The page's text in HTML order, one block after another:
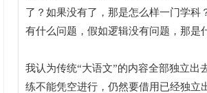
了？如果没有了，那是怎么样一门学科
有什么问题，假如逻辑没有问题，那是
我认为传统“大语文”的内容全部独立出
练不能凭空进行，仍然要借用已经独立